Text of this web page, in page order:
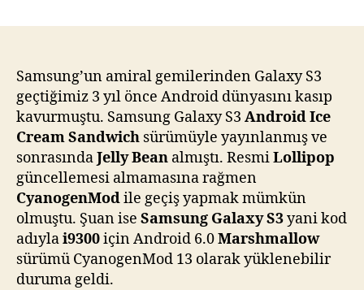
Marshmallow
Yükleyin
için
Samsung’un amiral gemilerinden Galaxy S3
geçtiğimiz 3 yıl önce Android dünyasını kasıp
kavurmuştu. Samsung Galaxy S3 Android Ice
Cream Sandwich sürümüyle yayınlanmış ve
sonrasındaJelly Bean almıştı. ResmiLollipop
güncellemesi almamasına rağmen
CyanogenModile geçiş yapmak mümkün
olmuştu. Şuan ise Samsung Galaxy S3yani kod
adıylai9300için Android 6.0Marshmallow
sürümü CyanogenMod 13 olarak yüklenebilir
duruma geldi.